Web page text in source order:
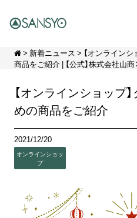
> 新着ニュース > 【オンライン
商品をご紹介 | 【公式】株式会社山
【オンラインショップ
めの商品をご紹介
2021/12/20
オンラインショッ
プ